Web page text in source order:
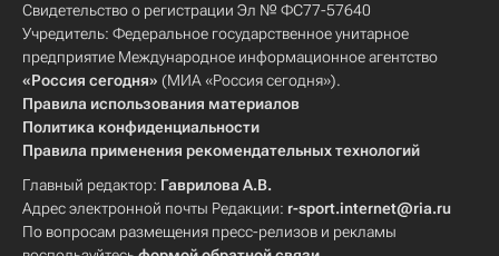
Свидетельство о регистрации Эл № ФС77-57640
Учредитель: Федеральное государственное унитарное
предприятие Международное информационное агентство
«Россия сегодня» (МИА «Россия сегодня»).
Правила использования материалов
Политика конфиденциальности
Правила применения рекомендательных технологий
Главный редактор: Гаврилова А.В.
Адрес электронной почты Редакции: r-sport.internet@ria.ru
По вопросам размещения пресс-релизов и рекламы